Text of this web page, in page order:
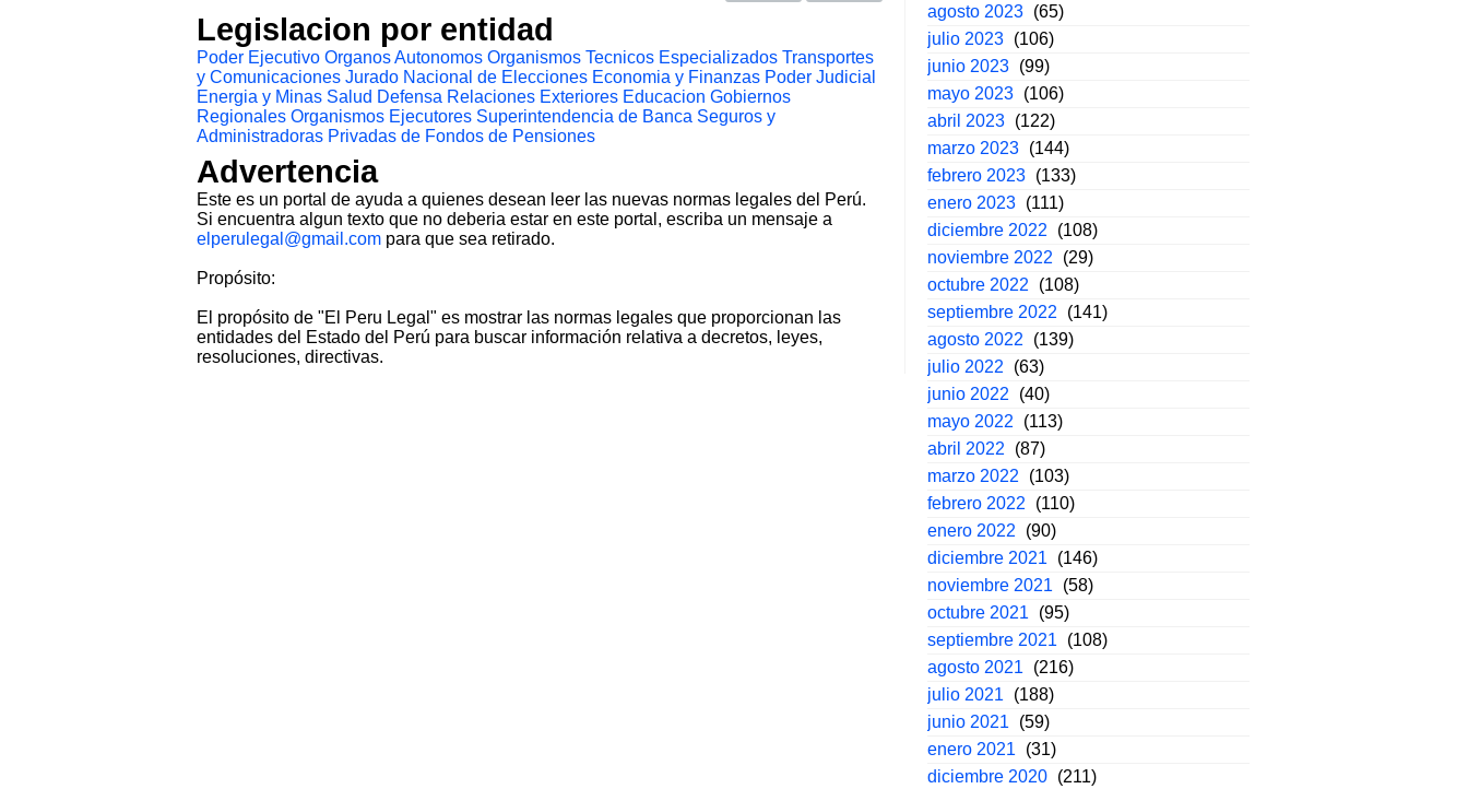
Legislacion por entidad
Poder Ejecutivo Organos Autonomos Organismos Tecnicos Especializados Transportes
y Comunicaciones Jurado Nacional de Elecciones Economia y Finanzas Poder Judicial
Energia y Minas Salud Defensa Relaciones Exteriores Educacion Gobiernos
Regionales Organismos Ejecutores Superintendencia de Banca Seguros y
Administradoras Privadas de Fondos de Pensiones
Advertencia
Este es un portal de ayuda a quienes desean leer las nuevas normas legales del Perú.
Si encuentra algun texto que no deberia estar en este portal, escriba un mensaje a
elperulegal@gmail.com para que sea retirado.
Propósito:
El propósito de "El Peru Legal" es mostrar las normas legales que proporcionan las
entidades del Estado del Perú para buscar información relativa a decretos, leyes,
resoluciones, directivas.
agosto 2023 (65)
julio 2023 (106)
junio 2023 (99)
mayo 2023 (106)
abril 2023 (122)
marzo 2023 (144)
febrero 2023 (133)
enero 2023 (111)
diciembre 2022
(108)
noviembre 2022
(29)
octubre 2022
(108)
septiembre 2022
(141)
agosto 2022
(139)
julio 2022
(63)
junio 2022
(40)
mayo 2022
(113)
abril 2022
(87)
marzo 2022
(103)
febrero 2022
(110)
enero 2022
(90)
diciembre 2021
(146)
noviembre 2021
(58)
octubre 2021
(95)
septiembre 2021
(108)
agosto 2021
(216)
julio 2021
(188)
junio 2021
(59)
enero 2021
(31)
diciembre 2020 (211)